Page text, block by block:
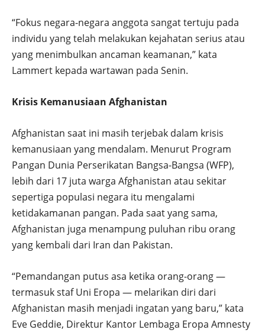
“Fokus negara-negara anggota sangat tertuju pada
individu yang telah melakukan kejahatan serius atau
yang menimbulkan ancaman keamanan,” kata
Lammert kepada wartawan pada Senin.
Krisis Kemanusiaan Afghanistan
Afghanistan saat ini masih terjebak dalam krisis
kemanusiaan yang mendalam. Menurut Program
Pangan Dunia Perserikatan Bangsa-Bangsa (WFP),
lebih dari 17 juta warga Afghanistan atau sekitar
sepertiga populasi negara itu mengalami
ketidakamanan pangan. Pada saat yang sama,
Afghanistan juga menampung puluhan ribu orang
yang kembali dari Iran dan Pakistan.
“Pemandangan putus asa ketika orang-orang —
termasuk staf Uni Eropa — melarikan diri dari
Afghanistan masih menjadi ingatan yang baru,” kata
Eve Geddie, Direktur Kantor Lembaga Eropa Amnesty